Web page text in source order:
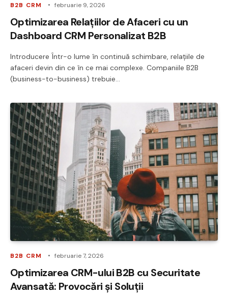
B2B CRM februarie 9, 2026
Optimizarea Relațiilor de Afaceri cu un
Dashboard CRM Personalizat B2B
Introducere Într-o lume în continuă schimbare, relațiile de
afaceri devin din ce în ce mai complexe. Companiile B2B
(business-to-business) trebuie…
B2B CRM februarie 7, 2026
Optimizarea CRM-ului B2B cu Securitate
Avansată: Provocări și Soluții